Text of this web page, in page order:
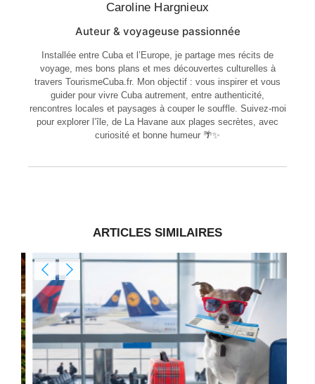
Caroline Hargnieux
Auteur & voyageuse passionnée
Installée entre Cuba et l’Europe, je partage mes récits de
voyage, mes bons plans et mes découvertes culturelles à
travers TourismeCuba.fr. Mon objectif : vous inspirer et vous
guider pour vivre Cuba autrement, entre authenticité,
rencontres locales et paysages à couper le souffle. Suivez-moi
pour explorer l’île, de La Havane aux plages secrètes, avec
curiosité et bonne humeur 🌴✨
ARTICLES SIMILAIRES